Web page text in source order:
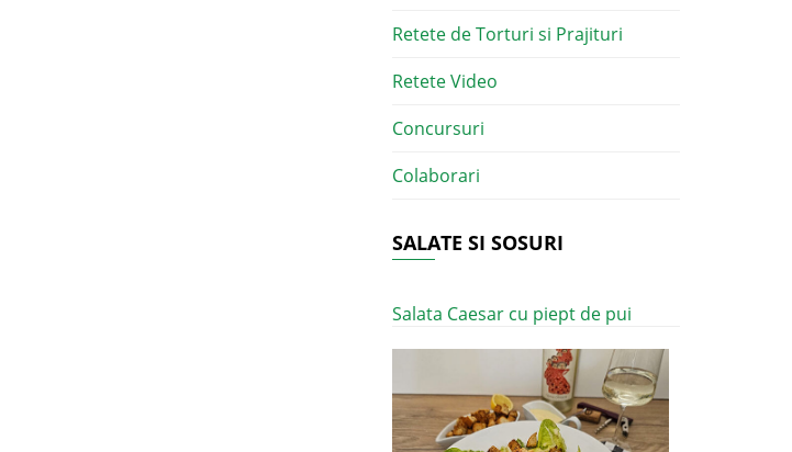
Retete de Torturi si Prajituri
Retete Video
Concursuri
Colaborari
SALATE SI SOSURI
Salata Caesar cu piept de pui